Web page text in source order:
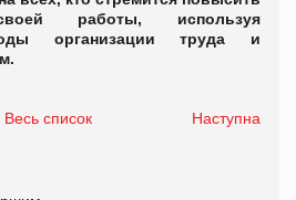
работы, используя
организации труда и
Весь список Наступна